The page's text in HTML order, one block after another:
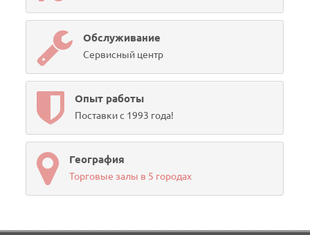
Обслуживание
Сервисный центр
Опыт работы
Поставки с 1993 года!
География
Торговые залы в 5 городах